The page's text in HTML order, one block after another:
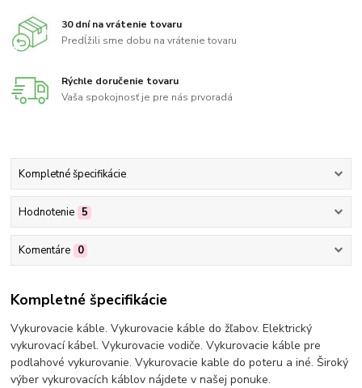
30 dní na vrátenie tovaru
Predĺžili sme dobu na vrátenie tovaru
Rýchle doručenie tovaru
Vaša spokojnosť je pre nás prvoradá
Kompletné špecifikácie
Hodnotenie 5
Komentáre 0
Kompletné špecifikácie
Vykurovacie káble. Vykurovacie káble do žľabov. Elektrický
vykurovací kábel. Vykurovacie vodiče. Vykurovacie káble pre
podlahové vykurovanie. Vykurovacie kable do poteru a iné. Široký
výber vykurovacích káblov nájdete v našej ponuke.